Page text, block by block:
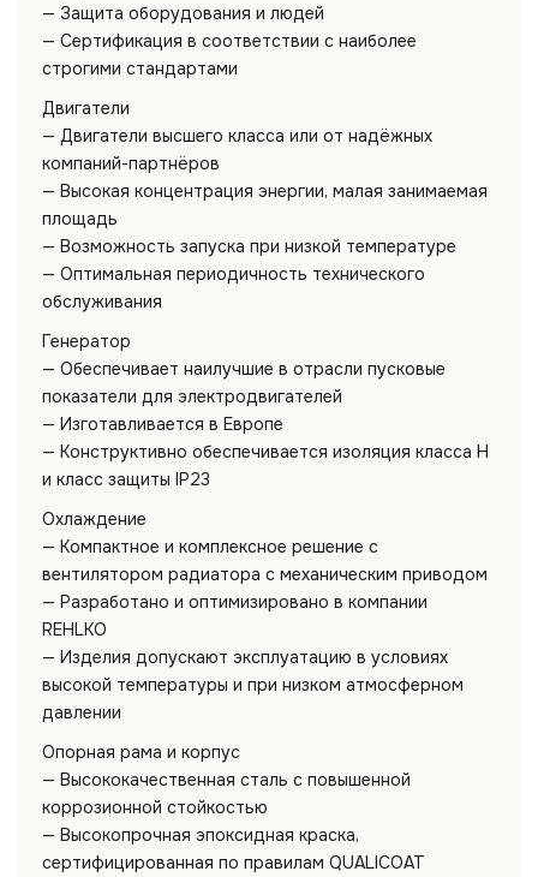
— Защита оборудования и людей
— Сертификация в соответствии с наиболее
строгими стандартами
Двигатели
— Двигатели высшего класса или от надёжных
компаний-партнёров
— Высокая концентрация энергии, малая занимаемая
площадь
— Возможность запуска при низкой температуре
— Оптимальная периодичность технического
обслуживания
Генератор
— Обеспечивает наилучшие в отрасли пусковые
показатели для электродвигателей
— Изготавливается в Европе
— Конструктивно обеспечивается изоляция класса H
и класс защиты IP23
Охлаждение
— Компактное и комплексное решение с
вентилятором радиатора с механическим приводом
— Разработано и оптимизировано в компании
REHLKO
— Изделия допускают эксплуатацию в условиях
высокой температуры и при низком атмосферном
давлении
Опорная рама и корпус
— Высококачественная сталь с повышенной
коррозионной стойкостью
— Высокопрочная эпоксидная краска,
сертифицированная по правилам QUALICOAT